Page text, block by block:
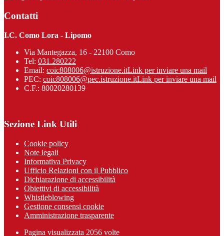
Contatti
I.C. Como Lora - Lipomo
Via Mantegazza, 16 - 22100 Como
Tel: 031.280222
Email: coic808006@istruzione.itLink per inviare una mail
PEC: coic808006@pec.istruzione.itLink per inviare una mail
C.F.: 80020280139
Sezione Link Utili
Cookie policy
Note legali
Informativa Privacy
Ufficio Relazioni con il Pubblico
Dichiarazione di accessibilità
Obiettivi di accessibilità
Whistleblowing
Gestione consensi cookie
Amministrazione trasparente
Pagina visualizzata 2056 volte